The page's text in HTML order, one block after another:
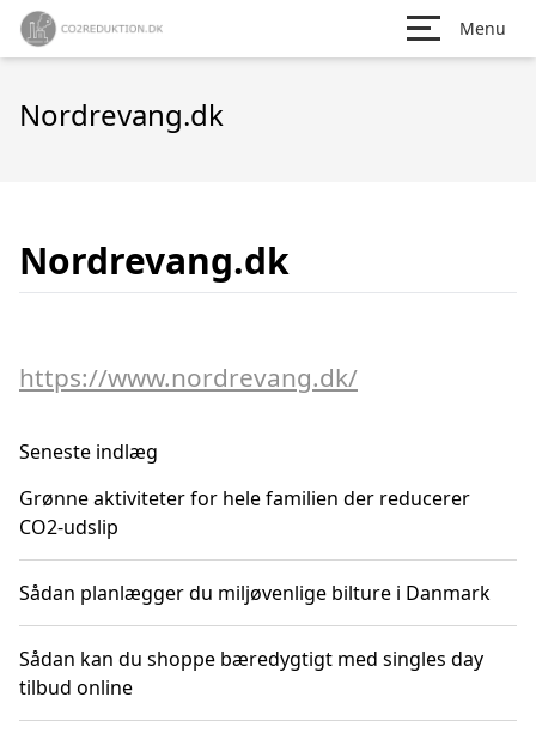
Menu
Nordrevang.dk
Nordrevang.dk
https://www.nordrevang.dk/
Seneste indlæg
Grønne aktiviteter for hele familien der reducerer
CO2-udslip
Sådan planlægger du miljøvenlige bilture i Danmark
Sådan kan du shoppe bæredygtigt med singles day
tilbud online